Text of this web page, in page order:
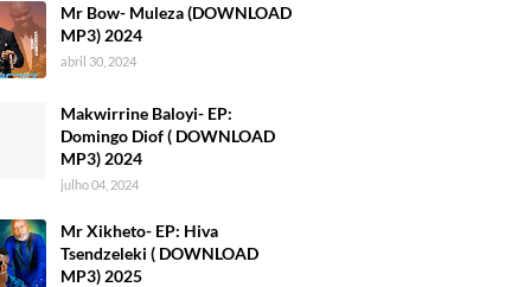
Mr Bow- Muleza (DOWNLOAD
MP3) 2024
abril 30, 2024
Makwirrine Baloyi- EP:
Domingo Diof ( DOWNLOAD
MP3) 2024
julho 04, 2024
Mr Xikheto- EP: Hiva
Tsendzeleki ( DOWNLOAD
MP3) 2025